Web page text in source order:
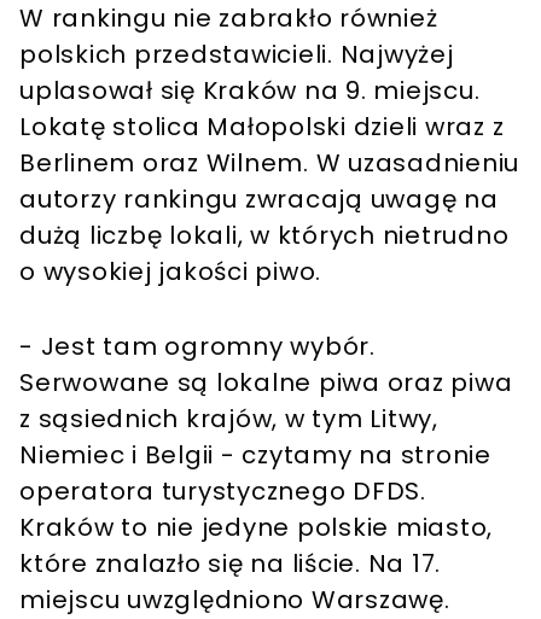
W rankingu nie zabrakło również
polskich przedstawicieli. Najwyżej
uplasował się Kraków na 9. miejscu.
Lokatę stolica Małopolski dzieli wraz z
Berlinem oraz Wilnem. W uzasadnieniu
autorzy rankingu zwracają uwagę na
dużą liczbę lokali, w których nietrudno
o wysokiej jakości piwo.
- Jest tam ogromny wybór.
Serwowane są lokalne piwa oraz piwa
z sąsiednich krajów, w tym Litwy,
Niemiec i Belgii - czytamy na stronie
operatora turystycznego DFDS.
Kraków to nie jedyne polskie miasto,
które znalazło się na liście. Na 17.
miejscu uwzględniono Warszawę.